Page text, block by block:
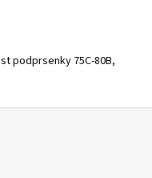
podprsenky 75C-80B,